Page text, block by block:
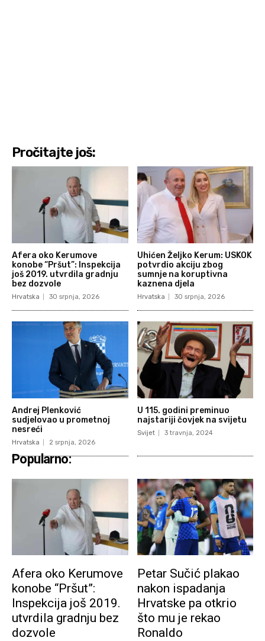
Pročitajte još:
Afera oko Kerumove
konobe “Pršut”: Inspekcija
još 2019. utvrdila gradnju
bez dozvole
Hrvatska 30 srpnja, 2026
Uhićen Željko Kerum: USKOK
potvrdio akciju zbog
sumnje na koruptivna
kaznena djela
Hrvatska 30 srpnja, 2026
Andrej Plenković
sudjelovao u prometnoj
nesreći
Hrvatska 2 srpnja, 2026
U 115. godini preminuo
najstariji čovjek na svijetu
Svijet 3 travnja, 2024
Popularno:
Afera oko Kerumove
konobe “Pršut”:
Inspekcija još 2019.
utvrdila gradnju bez
dozvole
Petar Sučić plakao
nakon ispadanja
Hrvatske pa otkrio
što mu je rekao
Ronaldo